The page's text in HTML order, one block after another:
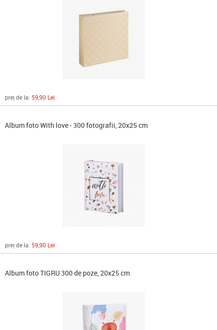
preț de la: 59,90 Lei
Album foto With love - 300 fotografii, 20x25 cm
preț de la: 59,90 Lei
Album foto TIGRU 300 de poze, 20x25 cm